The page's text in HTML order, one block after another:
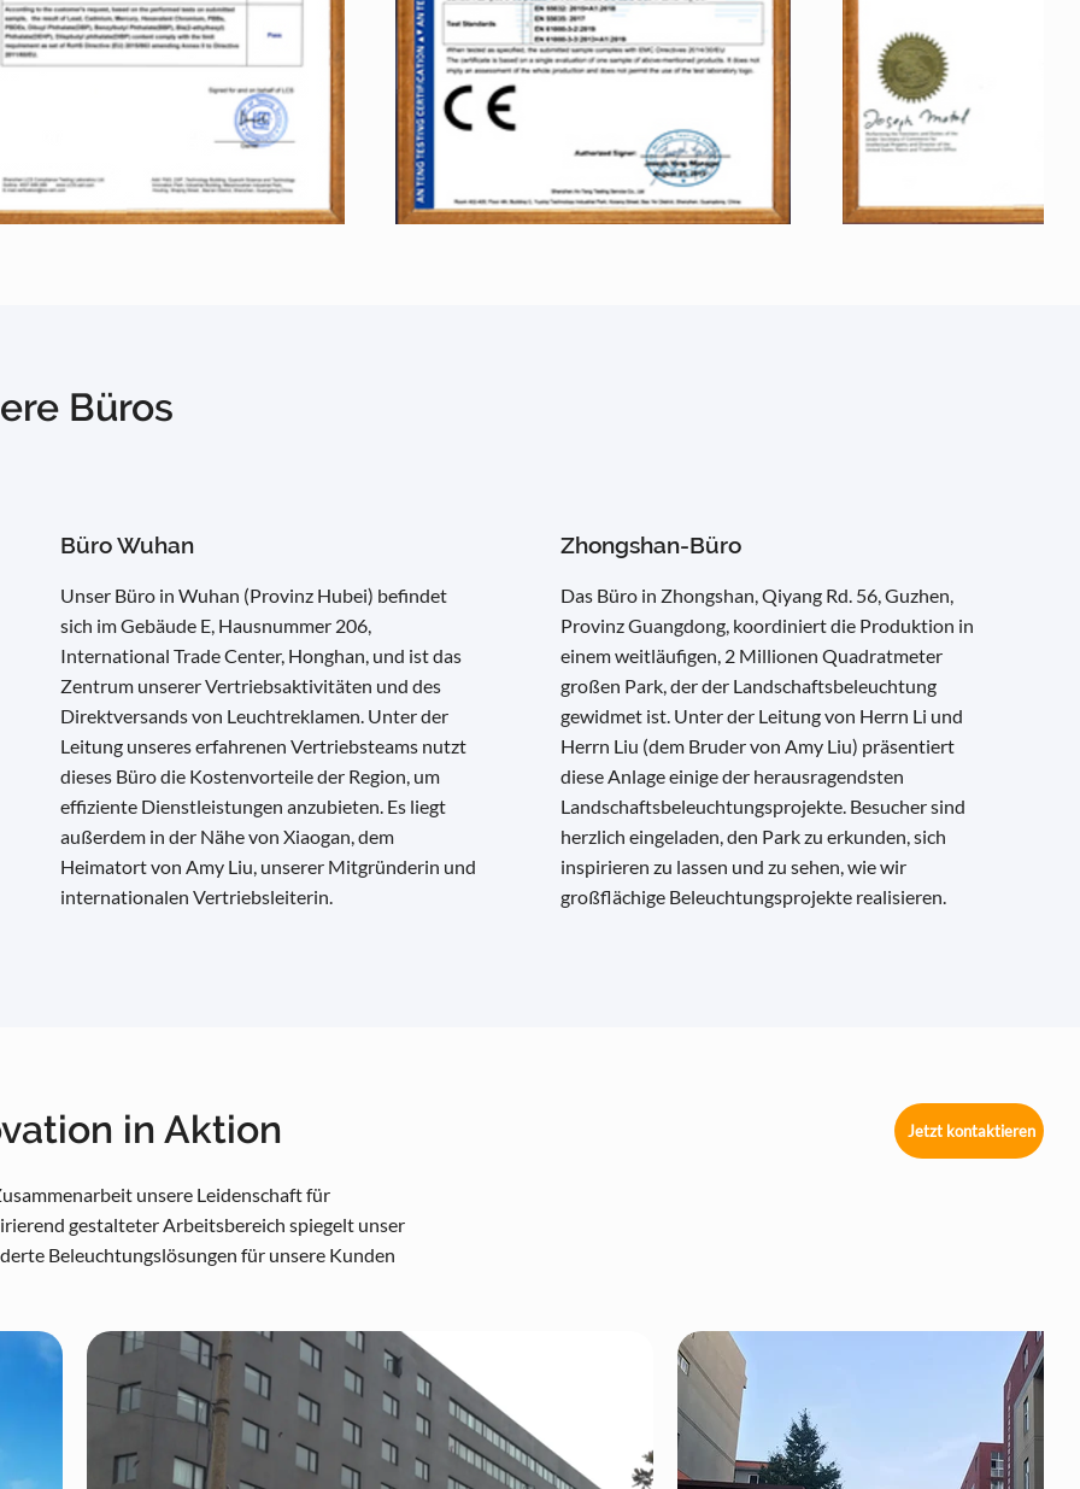
in Aktion
unsere Leidenschaft für
gestalteter Arbeitsbereich spiegelt unser
Beleuchtungslösungen für unsere Kunden
Jetzt kontaktieren
Büros
Büro Wuhan
Unser Büro in Wuhan (Provinz Hubei) befindet
sich im Gebäude E, Hausnummer 206,
International Trade Center, Honghan, und ist das
Zentrum unserer Vertriebsaktivitäten und des
Direktversands von Leuchtreklamen. Unter der
Leitung unseres erfahrenen Vertriebsteams nutzt
dieses Büro die Kostenvorteile der Region, um
effiziente Dienstleistungen anzubieten. Es liegt
außerdem in der Nähe von Xiaogan, dem
Heimatort von Amy Liu, unserer Mitgründerin und
internationalen Vertriebsleiterin.
Zhongshan-Büro
Das Büro in Zhongshan, Qiyang Rd. 56, Guzhen,
Provinz Guangdong, koordiniert die Produktion in
einem weitläufigen, 2 Millionen Quadratmeter
großen Park, der der Landschaftsbeleuchtung
gewidmet ist. Unter der Leitung von Herrn Li und
Herrn Liu (dem Bruder von Amy Liu) präsentiert
diese Anlage einige der herausragendsten
Landschaftsbeleuchtungsprojekte. Besucher sind
herzlich eingeladen, den Park zu erkunden, sich
inspirieren zu lassen und zu sehen, wie wir
großflächige Beleuchtungsprojekte realisieren.